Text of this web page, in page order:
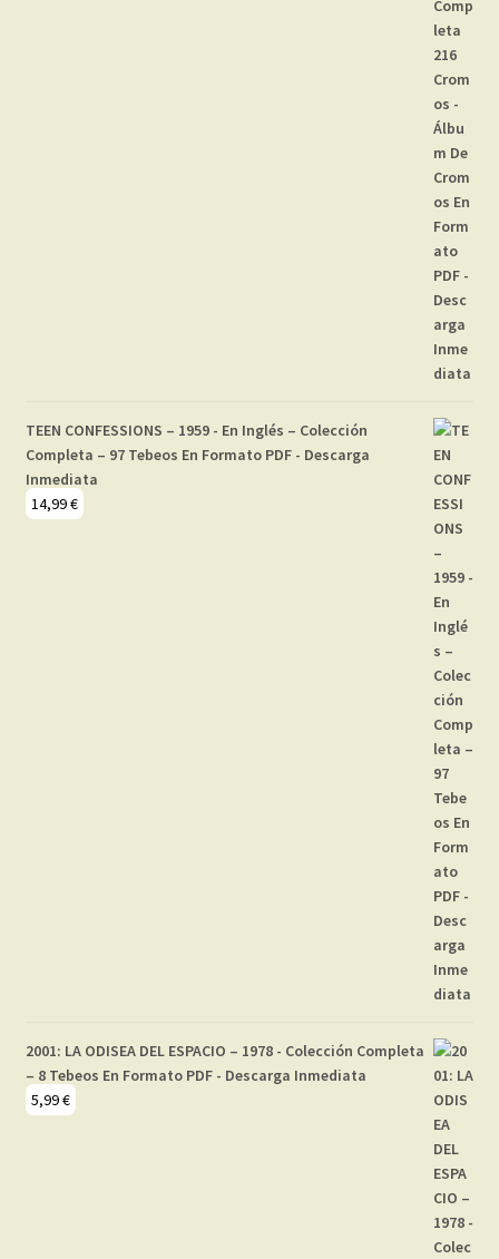
TEEN CONFESSIONS – 1959 - En Inglés – Colección
Completa – 97 Tebeos En Formato PDF - Descarga
Inmediata
14,99€
2001: LA ODISEA DEL ESPACIO – 1978 - Colección Completa
– 8 Tebeos En Formato PDF - Descarga Inmediata
5,99€